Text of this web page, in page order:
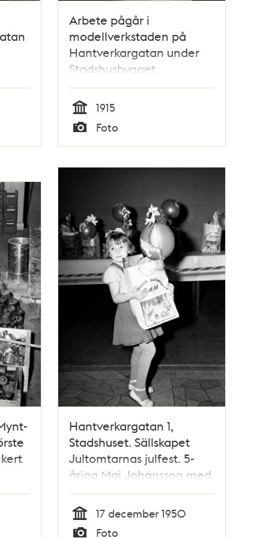
Arbete pågår i
modellverkstaden på
Hantverkargatan under
Stadshusbygget.
Tid
1915
Typ
Foto
Hantverkargatan 1,
Stadshuset. Sällskapet
Jultomtarnas julfest. 5-
åriga Maj Johansson med
en påse presenter
Tid
17 december 1950
Foto